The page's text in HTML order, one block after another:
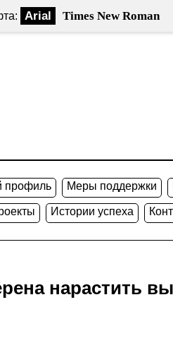
Arial Times New Roman
профиль Меры поддержки
Истории успеха
нарастить